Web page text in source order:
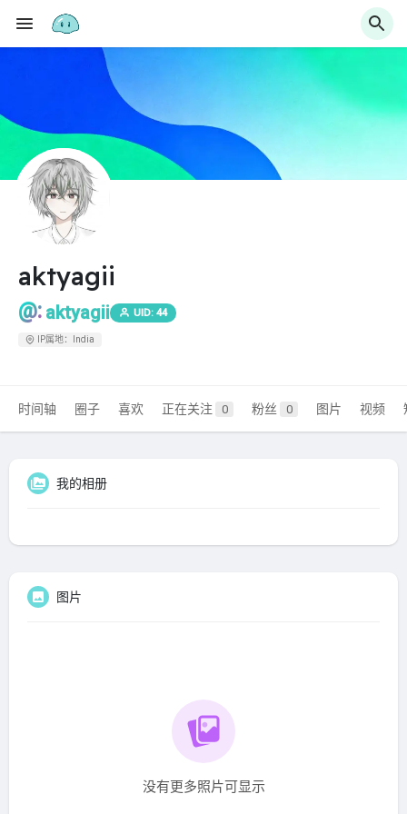
aktyagii
@: aktyagii UID: 44
IP属地：India
时间轴 圈子 喜欢 正在关注 0 粉丝 0 图片 视频
我的相册
图片
没有更多照片可显示